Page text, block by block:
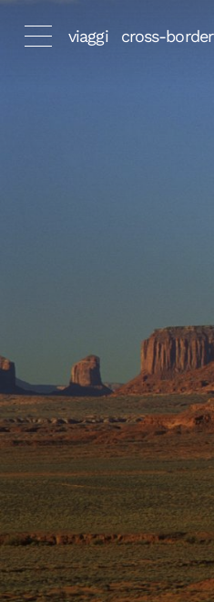
viaggi cross-border